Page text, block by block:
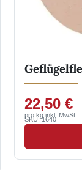
22,50 €
pro kg inkl. MwSt.
SKU: 1640